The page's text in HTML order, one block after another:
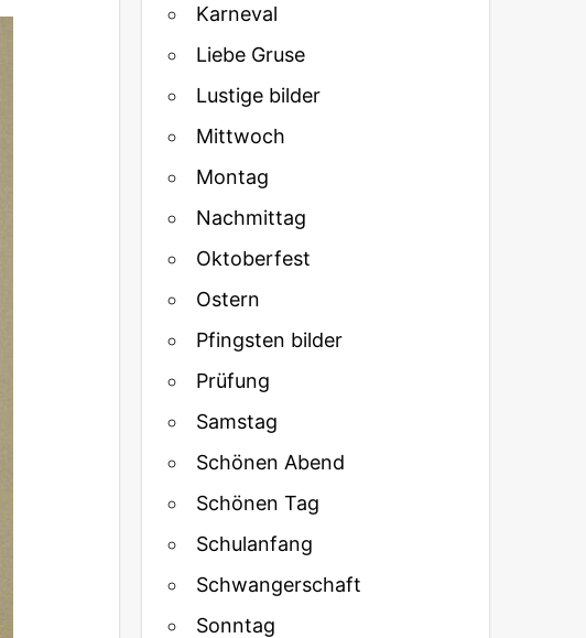
Karneval
Liebe Gruse
Lustige bilder
Mittwoch
Montag
Nachmittag
Oktoberfest
Ostern
Pfingsten bilder
Prüfung
Samstag
Schönen Abend
Schönen Tag
Schulanfang
Schwangerschaft
Sonntag